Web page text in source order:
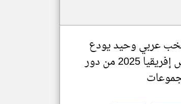
عربي وحيد يودع
كأس إفريقيا 2025 من دور